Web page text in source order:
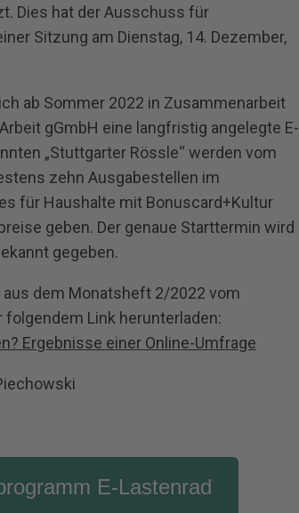
Dies hat der Ausschuss für
Sitzung am Dienstag, 14. Dezember,
ab Sommer 2022 in Zusammenarbeit
gGmbH eine langfristig angelegte E‐
„Stuttgarter Rössle“ werden vom
zehn Ausgabestellen im
für Haushalte mit Bonuscard+Kultur
geben. Der genaue Starttermin wird
gegeben.
aus dem Monatsheft 2/2022 vom
Link herunterladen:
Ergebnisse einer Online-Umfrage
E-Lastenrad